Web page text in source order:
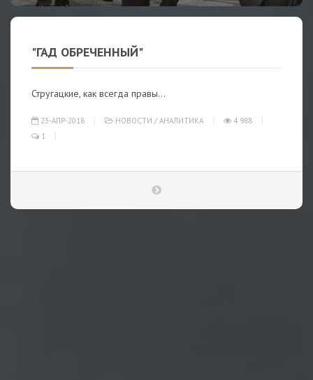
"ГАД ОБРЕЧЕННЫЙ"
Стругацкие, как всегда правы...
23-АПР-2018 НОВОСТИ / АНАЛИТИКА
4 988
1